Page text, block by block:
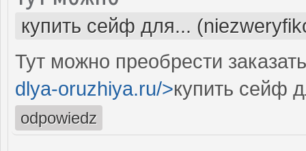
купить сейф для...
Тут можно преобрести
dlya-oruzhiya.ru/>купить сейф
odpowiedz